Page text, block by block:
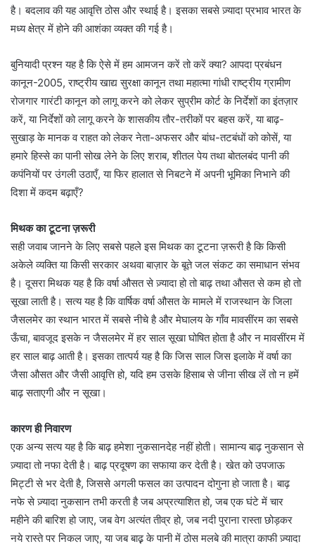
है। बदलाव की यह आवृत्ति ठोस और स्थाई है। इसका सबसे ज़्यादा प्रभाव भारत के
मध्य क्षेत्र में होने की आशंका व्यक्त की गई है।
बुनियादी प्रश्न यह है कि ऐसे में हम आमजन करें तो करें क्या? आपदा प्रबंधन
कानून-2005, राष्ट्रीय खाद्य सुरक्षा कानून तथा महात्मा गांधी राष्ट्रीय ग्रामीण
रोजगार गारंटी कानून को लागू करने को लेकर सुप्रीम कोर्ट के निर्देशों का इंतज़ार
करें, या निर्देशों को लागू करने के शासकीय तौर-तरीकों पर बहस करें, या बाढ़-
सुखाड़ के मानक व राहत को लेकर नेता-अफसर और बांध-तटबंधों को कोसें, या
हमारे हिस्से का पानी सोख लेने के लिए शराब, शीतल पेय तथा बोतलबंद पानी की
कपंनियों पर उंगली उठाएँ, या फिर हालात से निबटने में अपनी भूमिका निभाने की
दिशा में कदम बढ़ाएँ?
मिथक का टूटना ज़रूरी
सही जवाब जानने के लिए सबसे पहले इस मिथक का टूटना ज़रूरी है कि किसी
अकेले व्यक्ति या किसी सरकार अथवा बाज़ार के बूते जल संकट का समाधान संभव
है। दूसरा मिथक यह है कि वर्षा औसत से ज़्यादा हो तो बाढ़ तथा औसत से कम हो तो
सूखा लाती है। सत्य यह है कि वार्षिक वर्षा औसत के मामले में राजस्थान के जिला
जैसलमेर का स्थान भारत में सबसे नीचे है और मेघालय के गाँव मावसींरम का सबसे
ऊँचा, बावजूद इसके न जैसलमेर में हर साल सूखा घोषित होता है और न मावसींरम में
हर साल बाढ़ आती है। इसका तात्पर्य यह है कि जिस साल जिस इलाके में वर्षा का
जैसा औसत और जैसी आवृत्ति हो, यदि हम उसके हिसाब से जीना सीख लें तो न हमें
बाढ़ सताएगी और न सूखा।
कारण ही निवारण
एक अन्य सत्य यह है कि बाढ़ हमेशा नुकसानदेह नहीं होती। सामान्य बाढ़ नुकसान से
ज़्यादा तो नफा देती है। बाढ़ प्रदूषण का सफाया कर देती है। खेत को उपजाऊ
मिट्टी से भर देती है, जिससे अगली फसल का उत्पादन दोगुना हो जाता है। बाढ़
नफे से ज़्यादा नुकसान तभी करती है जब अप्रत्याशित हो, जब एक घंटे में चार
महीने की बारिश हो जाए, जब वेग अत्यंत तीव्र हो, जब नदी पुराना रास्ता छोड़कर
नये रास्ते पर निकल जाए, या जब बाढ़़ के पानी में ठोस मलबे की मात्रा काफी ज़्यादा